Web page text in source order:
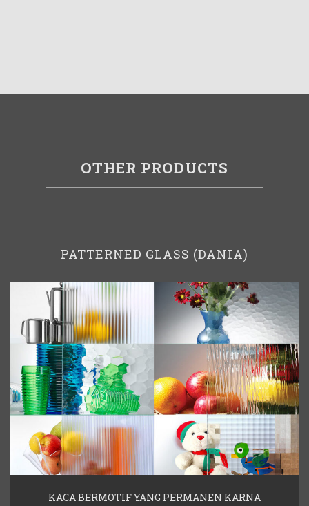
OTHER PRODUCTS
PATTERNED GLASS (DANIA)
KACA BERMOTIF YANG PERMANEN KARNA